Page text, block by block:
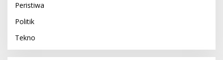
Peristiwa
Politik
Tekno